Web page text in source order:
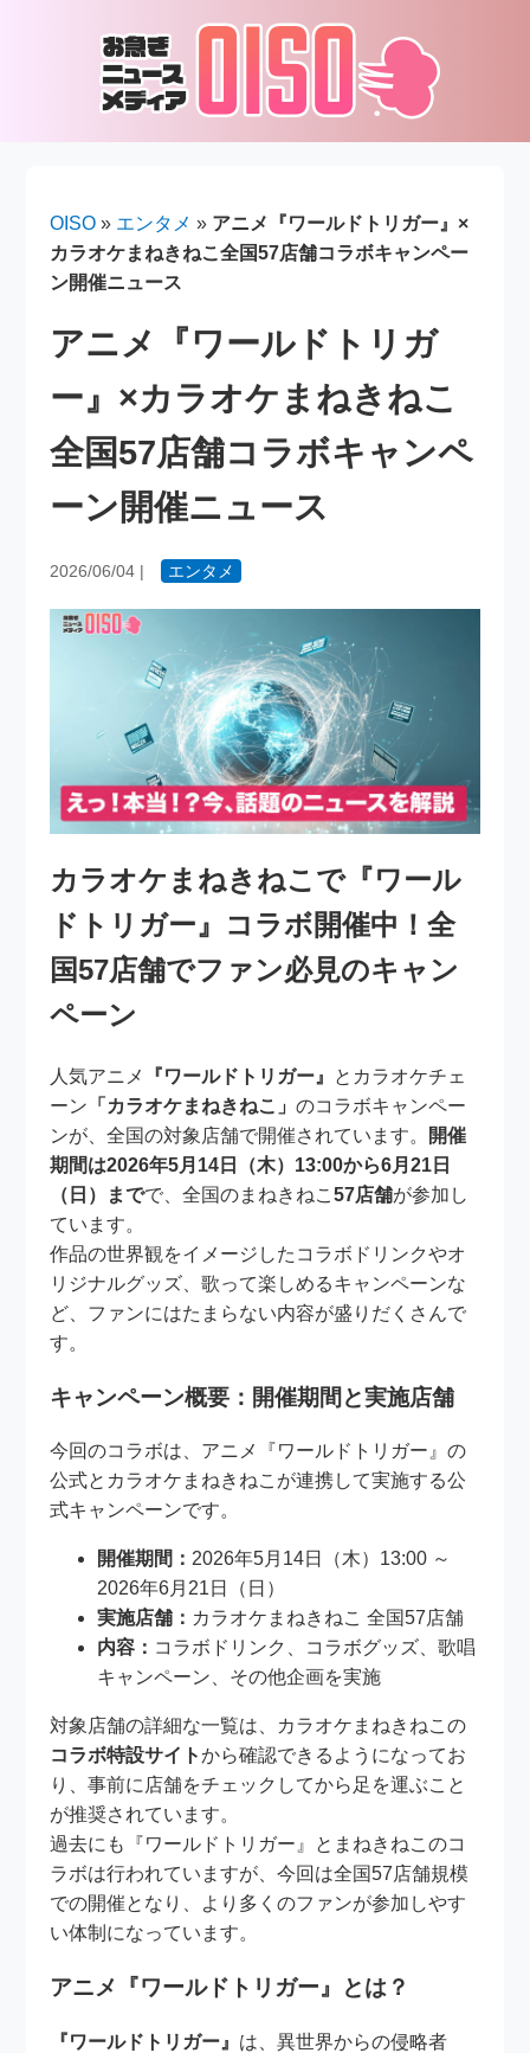
OISO » エンタメ » アニメ『ワールドトリガー』×
カラオケまねきねこ全国57店舗コラボキャンペー
ン開催ニュース
アニメ『ワールドトリガ
ー』×カラオケまねきねこ
全国57店舗コラボキャンペ
ーン開催ニュース
2026/06/04 | エンタメ
カラオケまねきねこで『ワール
ドトリガー』コラボ開催中！全
国57店舗でファン必見のキャン
ペーン
人気アニメ 『ワールドトリガー』 とカラオケチェ
ーン 「カラオケまねきねこ」のコラボキャンペー
ンが、全国の対象店舗で開催されています。 開催
期間は2026年5月14日（木）13:00から6月21日
（日）までで、全国のまねきねこ57店舗が参加し
ています。
作品の世界観をイメージしたコラボドリンクやオ
リジナルグッズ、歌って楽しめるキャンペーンな
ど、ファンにはたまらない内容が盛りだくさんで
す。
キャンペーン概要：開催期間と実施店舗
今回のコラボは、アニメ『ワールドトリガー』の
公式とカラオケまねきねこが連携して実施する公
式キャンペーンです。
開催期間：2026年5月14日（木）13:00 ～
2026年6月21日（日）
実施店舗： カラオケまねきねこ 全国57店舗
内容： コラボドリンク、コラボグッズ、歌唱
キャンペーン、その他企画を実施
対象店舗の詳細な一覧は、カラオケまねきねこの
コラボ特設サイトから確認できるようになってお
り、事前に店舗をチェックしてから足を運ぶこと
が推奨されています。
過去にも『ワールドトリガー』とまねきねこのコ
ラボは行われていますが、今回は全国57店舗規模
での開催となり、より多くのファンが参加しやす
い体制になっています。
アニメ『ワールドトリガー』とは？
『ワールドトリガー』 は、異世界からの侵略者